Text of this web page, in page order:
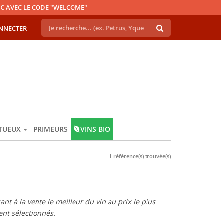
AVEC LE CODE "WELCOME"
PRIMEURS VINS BIO
1 référence(s) trouvée(s)
à la vente le meilleur du vin au prix le plus
sélectionnés.